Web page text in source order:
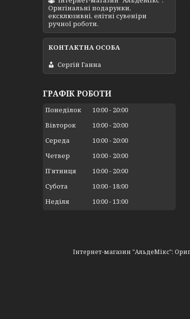
Оригінальні подарунки,
ексклюзивні, елітні сувеніри
ручної роботи.
Сергій Ганна
ГРАФІК РОБОТИ
Понеділок 10:00
20:00
Вівторок
10:00
20:00
Середа
10:00
20:00
Четвер
10:00
20:00
Пʼятниця
10:00
20:00
Субота
10:00 18:00
Неділя
10:00 13:00